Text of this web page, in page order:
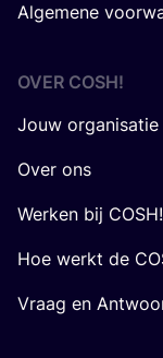
Algemene
OVER COSH!
Jouw organisatie
Over ons
Werken bij COSH!
Hoe werkt de
Vraag en